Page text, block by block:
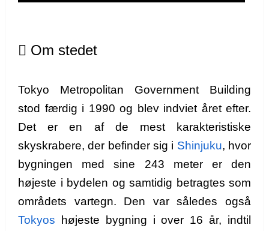
Om stedet
Tokyo Metropolitan Government Building
stod færdig i 1990 og blev indviet året efter.
Det er en af de mest karakteristiske
skyskrabere, der befinder sig i Shinjuku, hvor
bygningen med sine 243 meter er den
højeste i bydelen og samtidig betragtes som
områdets vartegn. Den var således også
Tokyos højeste bygning i over 16 år, indtil